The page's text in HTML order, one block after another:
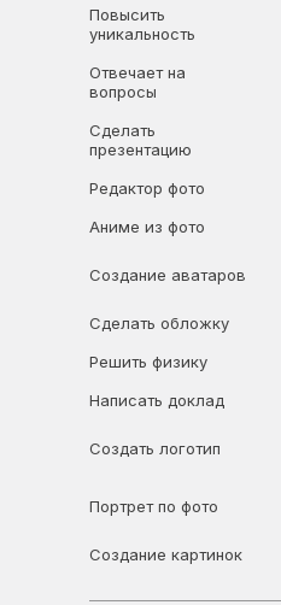
Повысить
уникальность
Отвечает на
вопросы
Сделать
презентацию
Редактор фото
Аниме из фото
Создание аватаров
Сделать обложку
Решить физику
Написать доклад
Создать логотип
Портрет по фото
Создание картинок